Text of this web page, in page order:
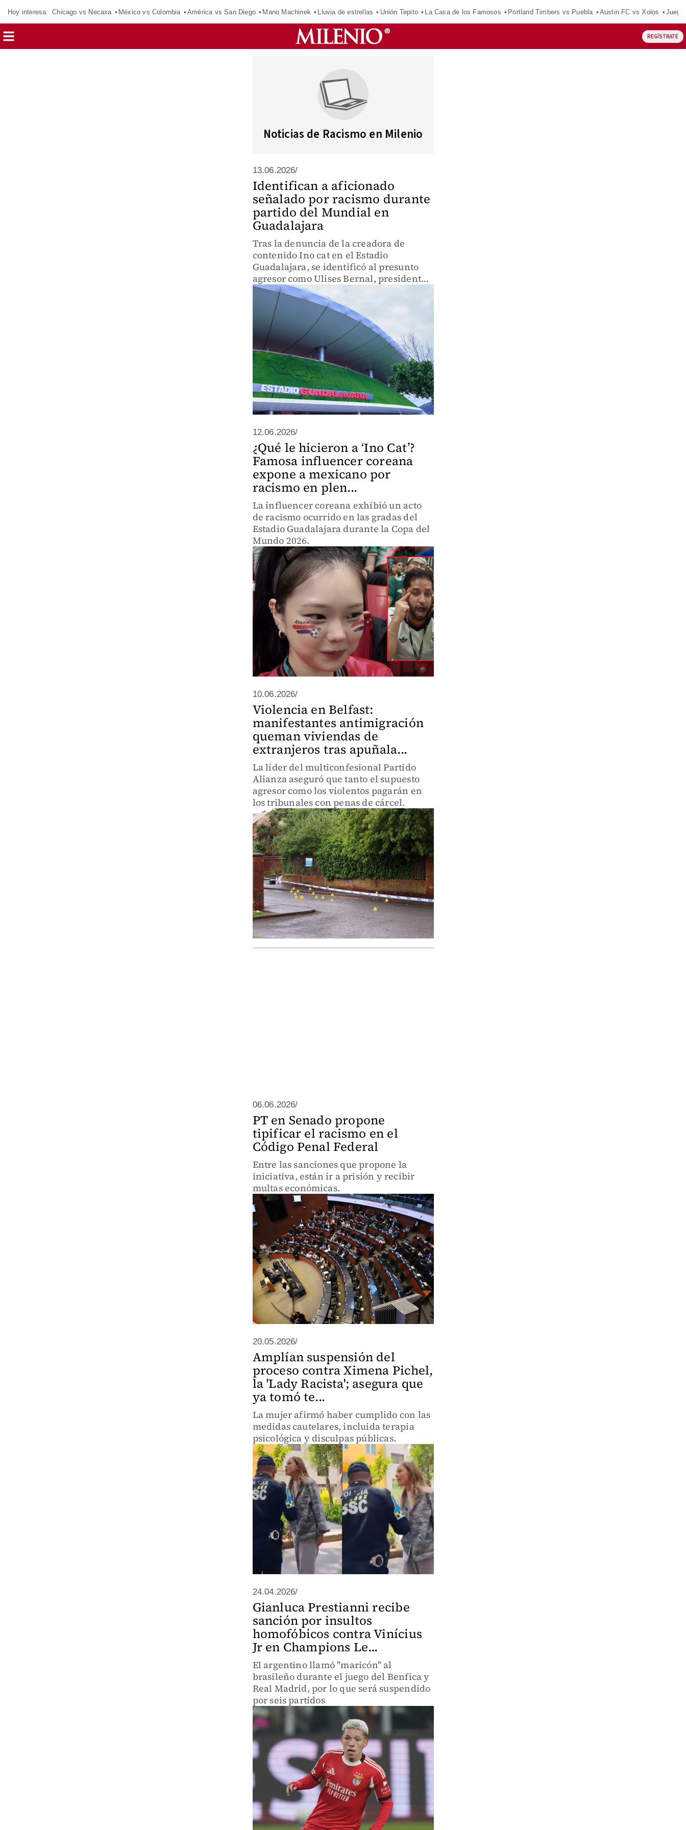
Hoy interesa: Chicago vs Necaxa México vs Colombia América vs San Diego Mano Machinek Lluvia de estrellas Unión Tepito La Casa de los Famosos Portland Timbers vs Puebla Austin FC vs Xolos
REGÍSTRATE
Noticias de Racismo en Milenio
13.06.2026/
Identifican a aficionado
señalado por racismo durante
partido del Mundial en
Guadalajara
Tras la denuncia de la creadora de
contenido Ino cat en el Estadio
Guadalajara, se identificó al presunto
agresor como Ulises Bernal, presidente
del Colegio de Ingenieros Topógrafos de
Jalisco.
12.06.2026/
¿Qué le hicieron a ‘Ino Cat’?
Famosa influencer coreana
expone a mexicano por
racismo en plen...
La influencer coreana exhibió un acto
de racismo ocurrido en las gradas del
Estadio Guadalajara durante la Copa del
Mundo 2026.
10.06.2026/
Violencia en Belfast:
manifestantes antimigración
queman viviendas de
extranjeros tras apuñala...
La líder del multiconfesional Partido
Alianza aseguró que tanto el supuesto
agresor como los violentos pagarán en
los tribunales con penas de cárcel.
06.06.2026/
PT en Senado propone
tipificar el racismo en el
Código Penal Federal
Entre las sanciones que propone la
iniciativa, están ir a prisión y recibir
multas económicas.
20.05.2026/
Amplían suspensión del
proceso contra Ximena Pichel,
la 'Lady Racista'; asegura que
ya tomó te...
La mujer afirmó haber cumplido con las
medidas cautelares, incluida terapia
psicológica y disculpas públicas.
24.04.2026/
Gianluca Prestianni recibe
sanción por insultos
homofóbicos contra Vinícius
Jr en Champions Le...
El argentino llamó "maricón" al
brasileño durante el juego del Benfica y
Real Madrid, por lo que será suspendido
por seis partidos